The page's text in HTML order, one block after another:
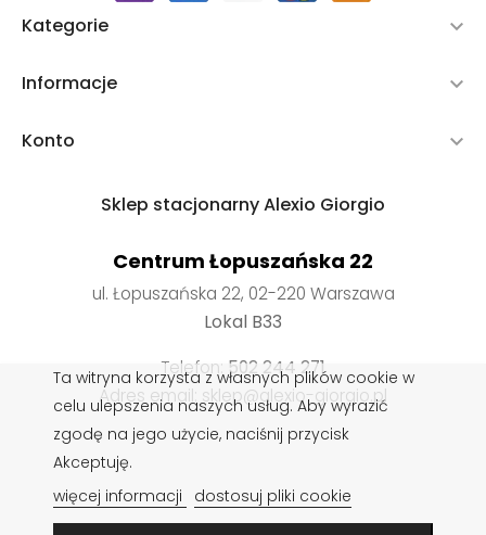
Kategorie 
Informacje 
Konto 
Sklep stacjonarny Alexio Giorgio
Centrum Łopuszańska 22
ul. Łopuszańska 22, 02-220 Warszawa
Lokal B33
Telefon: 502 244 271
Adres email: sklep@alexio-giorgio.pl
butów,Pasty do butów,Czyszczenie obuwia
Rzeczoznawca obuwia,Pielęgnacja obuwia
Ta witryna korzysta z własnych plików cookie w
celu ulepszenia naszych usług. Aby wyrazić
zgodę na jego użycie, naciśnij przycisk
Akceptuję.
więcej informacji
dostosuj pliki cookie